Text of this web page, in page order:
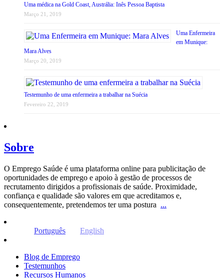
Uma médica na Gold Coast, Austrália: Inês Pessoa Baptista
Março 21, 2019
Uma Enfermeira
em Munique:
Mara Alves
Março 20, 2019
Testemunho de uma enfermeira a trabalhar na Suécia
Fevereiro 22, 2019
Sobre
O Emprego Saúde é uma plataforma online para publicitação de
oportunidades de emprego e apoio à gestão de processos de
recrutamento dirigidos a profissionais de saúde. Proximidade,
confiança e qualidade são valores em que acreditamos e,
consequentemente, pretendemos ter uma postura ...
Português English
Blog de Emprego
Testemunhos
Recursos Humanos